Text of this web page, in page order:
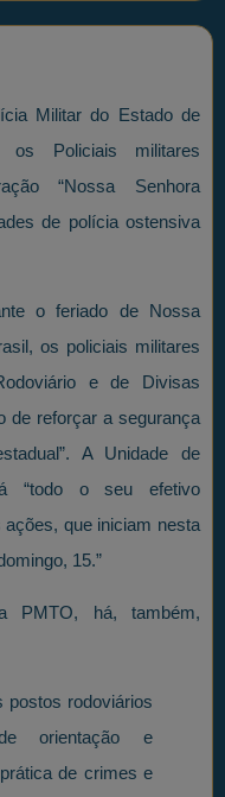
Militar do Estado de
os Policiais militares
“Nossa Senhora
de polícia ostensiva
o feriado de Nossa
os policiais militares
e de Divisas
de reforçar a segurança
A Unidade de
“todo o seu efetivo
que iniciam nesta
15.”
PMTO, há, também,
postos rodoviários
orientação e
de crimes e